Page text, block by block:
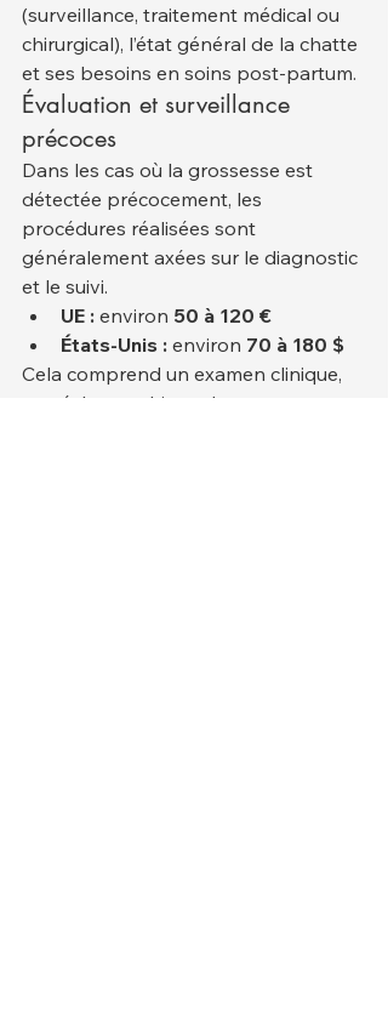
(surveillance, traitement médical ou
chirurgical), l’état général de la chatte
et ses besoins en soins post-partum.
Évaluation et surveillance
précoces
Dans les cas où la grossesse est
détectée précocement, les
procédures réalisées sont
généralement axées sur le diagnostic
et le suivi.
UE : environ 50 à 120 €
États-Unis : environ 70 à 180 $
Cela comprend un examen clinique,
une échographie et des